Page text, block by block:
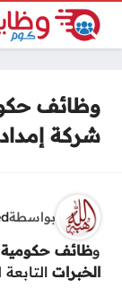
وظائف
شركة
بواسطة
وظائف
الخبرات